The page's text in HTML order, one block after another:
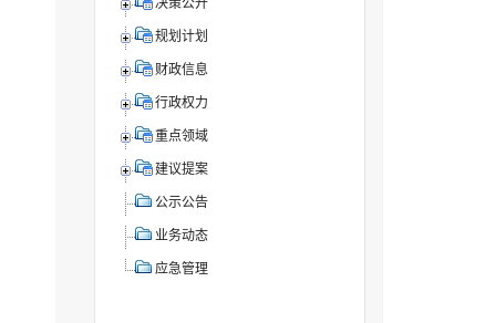
决策公开
规划计划
财政信息
行政权力
重点领域
建议提案
公示公告
业务动态
应急管理